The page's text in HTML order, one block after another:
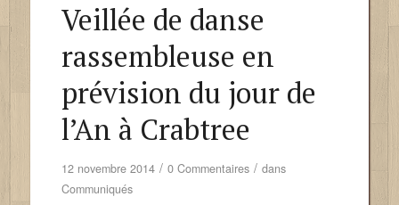
Veillée de danse
rassembleuse en
prévision du jour de
l’An à Crabtree
12 novembre 2014 / 0 Commentaires / dans
Communiqués